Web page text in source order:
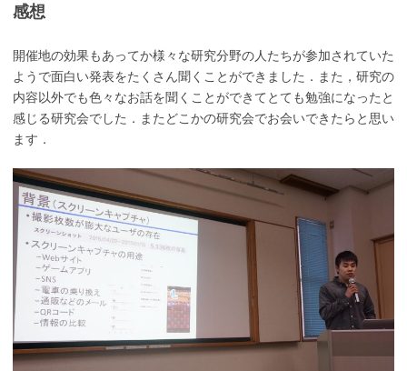
感想
開催地の効果もあってか様々な研究分野の人たちが参加されていた
ようで面白い発表をたくさん聞くことができました．また，研究の
内容以外でも色々なお話を聞くことができてとても勉強になったと
感じる研究会でした．またどこかの研究会でお会いできたらと思い
ます．